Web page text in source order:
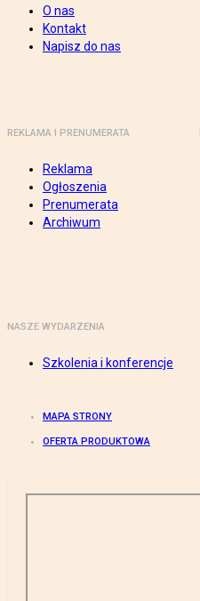
O nas
Kontakt
Napisz do nas
REKLAMA I PRENUMERATA
Reklama
Ogłoszenia
Prenumerata
Archiwum
NASZE WYDARZENIA
Szkolenia i konferencje
MAPA STRONY
OFERTA PRODUKTOWA